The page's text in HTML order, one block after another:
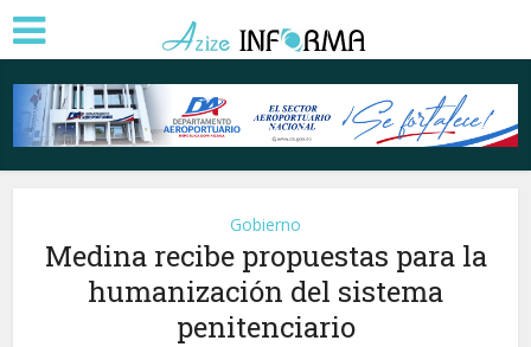
Gobierno
Medina recibe propuestas para la
humanización del sistema
penitenciario